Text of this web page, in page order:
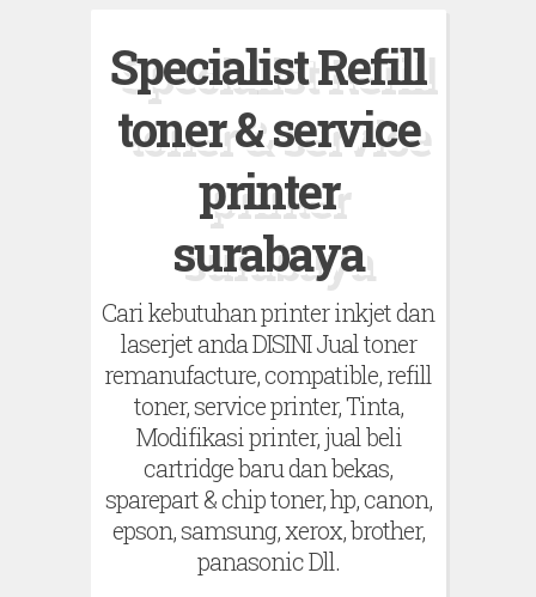
n
Specialist Refill
toner & service
printer
surabaya
Cari kebutuhan printer inkjet dan
laserjet anda DISINI Jual toner
remanufacture, compatible, refill
toner, service printer, Tinta,
Modifikasi printer, jual beli
cartridge baru dan bekas,
sparepart & chip toner, hp, canon,
epson, samsung, xerox, brother,
panasonic Dll.